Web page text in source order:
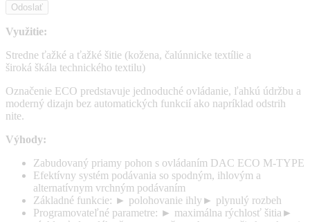
Odoslať
Využitie:
Stredne ťažké a ťažké šitie (kožena, čalúnnicke textílie a
široká škála technického textilu)
Označenie ECO predstavuje jednoduché ovládanie, ľahkú údržbu a
moderný dizajn bez automatických funkcií ako napríklad odstrih
nite.
Výhody:
Zabudovaný priamy pohon s ovládaním DAC ECO M-TYPE
Efektívny systém podávania so spodným, ihlovým a
alternatívnym vrchným podávaním
Základné funkcie: ► polohovanie ihly► plynulý rozbeh
Programovateľné parametre: ► maximálna rýchlosť šitia►